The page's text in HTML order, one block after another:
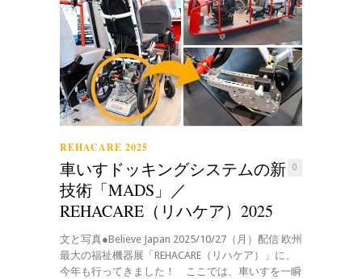
REHACARE 2025
0
車いすドッキングシステムの新
技術「MADS」／
REHACARE（リハケア）2025
文と写真●Believe Japan 2025/10/27（月）配信 欧州
最大の福祉機器展「REHACARE（リハケア）」に、
今年も行ってきました！ ここでは、車いすを一瞬